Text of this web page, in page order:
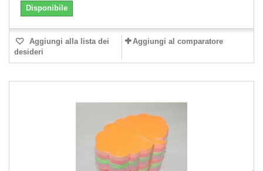
Disponibile
Aggiungi alla lista dei
desideri
Aggiungi al comparatore